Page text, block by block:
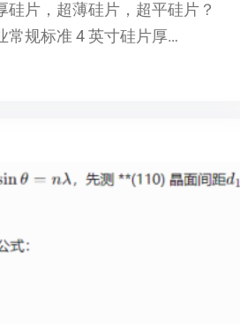
硅片，超薄硅片，超平硅片？
常规标准 4 英寸硅片厚…